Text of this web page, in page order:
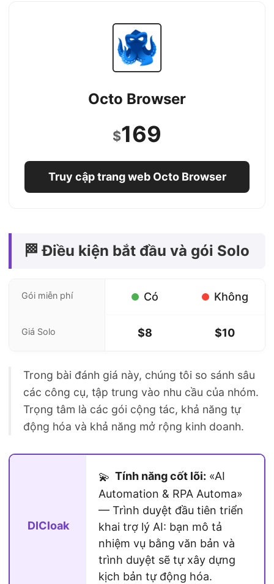
Octo Browser
$169
Truy cập trang web Octo Browser
🏁 Điều kiện bắt đầu và gói Solo
Gói miễn phí Có Không
Giá Solo $8 $10
Trong bài đánh giá này, chúng tôi so sánh sâu
các công cụ, tập trung vào nhu cầu của nhóm.
Trọng tâm là các gói cộng tác, khả năng tự
động hóa và khả năng mở rộng kinh doanh.
DICloak
💫 Tính năng cốt lõi: «AI
Automation & RPA Automa»
— Trình duyệt đầu tiên triển
khai trợ lý AI: bạn mô tả
nhiệm vụ bằng văn bản và
trình duyệt sẽ tự xây dựng
kịch bản tự động hóa.